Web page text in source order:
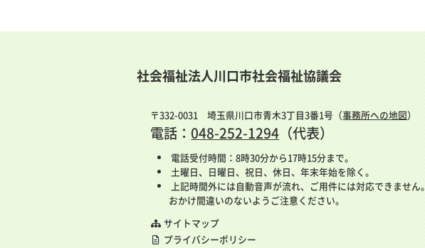
社会福祉法人川口市社会福祉協議会
〒332-0031 埼玉県川口市青木3丁目3番1号（事務所への地図）
電話：048-252-1294 （代表）
電話受付時間：8時30分から17時15分まで。
土曜日、日曜日、祝日、休日、年末年始を除く。
上記時間外には自動音声が流れ、ご用件には対応できません。
おかけ間違いのないようご注意ください。
サイトマップ
プライバシーポリシー